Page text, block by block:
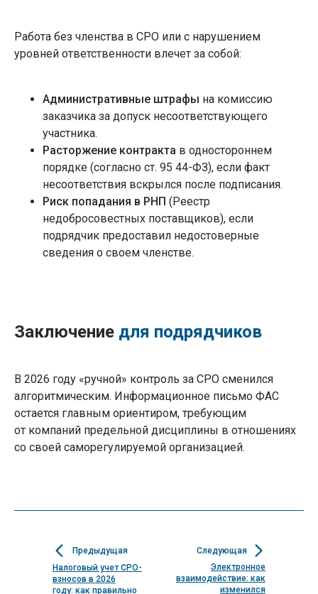
Работа без членства в СРО или с нарушением
уровней ответственности влечет за собой:
Административные штрафы на комиссию
заказчика за допуск несоответствующего
участника.
Расторжение контракта в одностороннем
порядке (согласно ст. 95 44-ФЗ), если факт
несоответствия вскрылся после подписания.
Риск попадания в РНП (Реестр
недобросовестных поставщиков), если
подрядчик предоставил недостоверные
сведения о своем членстве.
Заключение для подрядчиков
В 2026 году «ручной» контроль за СРО сменился
алгоритмическим. Информационное письмо ФАС
остается главным ориентиром, требующим
от компаний предельной дисциплины в отношениях
со своей саморегулируемой организацией.
Предыдущая
Налоговый учет СРО-
взносов в 2026
году: как правильно
Электронное
взаимодействие: как
изменился
Следующая
Вступление в СРО
Вопрос-ответ
СРО строителей Повышение
Обучение
Виды СРО
Навигация
+7 (800) 777-51-87